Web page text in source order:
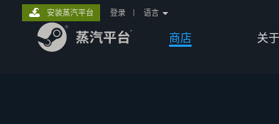
商店 关于
安装蒸汽平台 登录 语言